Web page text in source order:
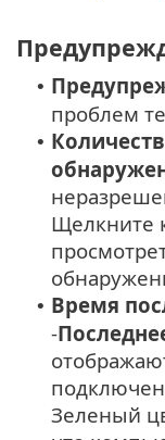
•
проблем
•
Щелкните
• Время
-
Зеленый